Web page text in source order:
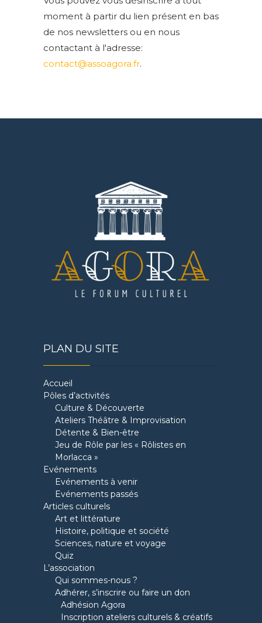
moment à partir du lien présent en bas
de nos newsletters ou en nous
contactant à l'adresse:
contact@assoagora.fr.
PLAN DU SITE
Accueil
Pôles d’activités
Culture & Découverte
Ateliers Théâtre & Improvisation
Détente & Bien-être
Jeu de Rôle par les « Rôlistes en
Morlacca »
Evénements
Evénements à venir
Evénements passés
Articles culturels
Art et littérature
Histoire, politique et société
Sciences, nature et voyage
Quiz
L’association
Qui sommes-nous ?
Adhérer, s’inscrire ou faire un don
Adhésion Agora
Inscription ateliers culturels & créatifs